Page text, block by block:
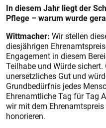
In diesem Jahr liegt der
Pflege – warum wurde
Wittmacher: Wir stellen
diesjährigen
Engagement in diesem
Teilhabe und Würde
unersetzliches Gut und
Grundbedürfnis jedes
Ehrenamtliche Tag für Tag
wir mit dem
honorieren.